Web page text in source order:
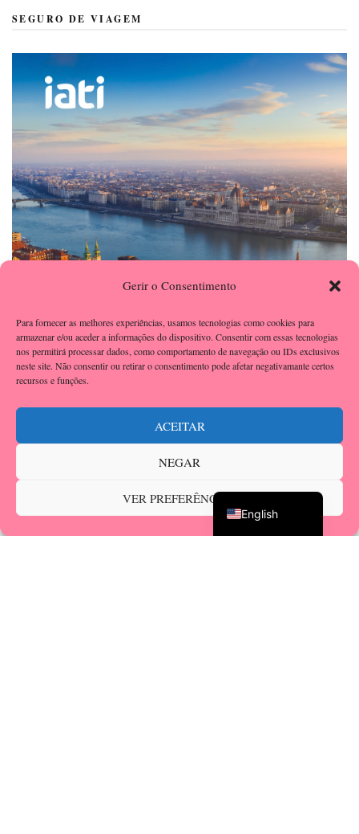
Gerir o Consentimento
Para fornecer as melhores experiências, usamos tecnologias como cookies para
armazenar e/ou aceder a informações do dispositivo. Consentir com essas tecnologias
nos permitirá processar dados, como comportamento de navegação ou IDs exclusivos
neste site. Não consentir ou retirar o consentimento pode afetar negativamante certos
recursos e funções.
ACEITAR
NEGAR
VER PREFERÊNCIAS
SEGURO DE VIAGEM
IATI SEGUROS DE VIAGEM
English